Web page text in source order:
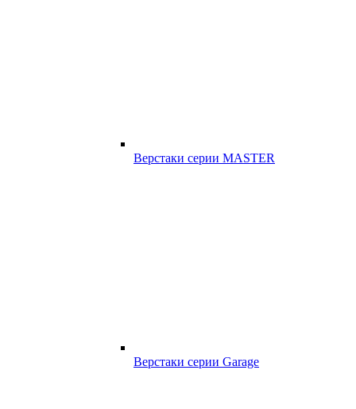
Верстаки серии MASTER
Верстаки серии Garage